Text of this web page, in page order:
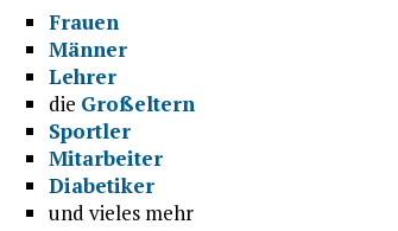
Frauen
Männer
Lehrer
die Großeltern
Sportler
Mitarbeiter
Diabetiker
und vieles mehr